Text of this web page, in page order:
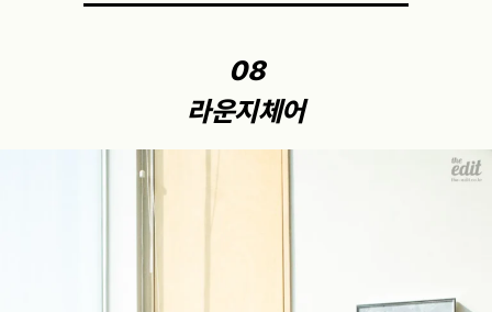
08
라운지체어